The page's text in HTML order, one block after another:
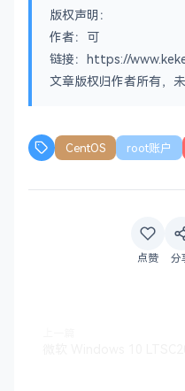
版权声明：
作者：可
链接：https://
文章版权归作者所有，
CentOS root账户
点赞 分